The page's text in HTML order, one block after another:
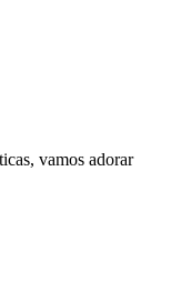
vamos adorar